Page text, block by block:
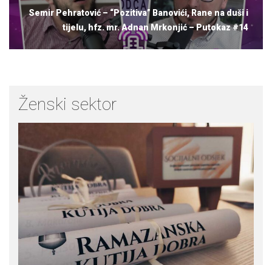
Next
post:
Semir Pehratović – “Pozitiva” Banovići, Rane na duši i
tijelu, hfz. mr. Adnan Mrkonjić – Putokaz #14
Ženski sektor